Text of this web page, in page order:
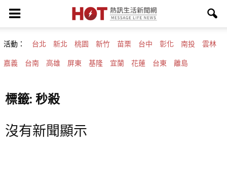
活動： 台北 新北 桃園 新竹 苗栗 台中 彰化 南投 雲林
嘉義 台南 高雄 屏東 基隆 宜蘭 花蓮 台東 離島
標籤: 秒殺
沒有新聞顯示